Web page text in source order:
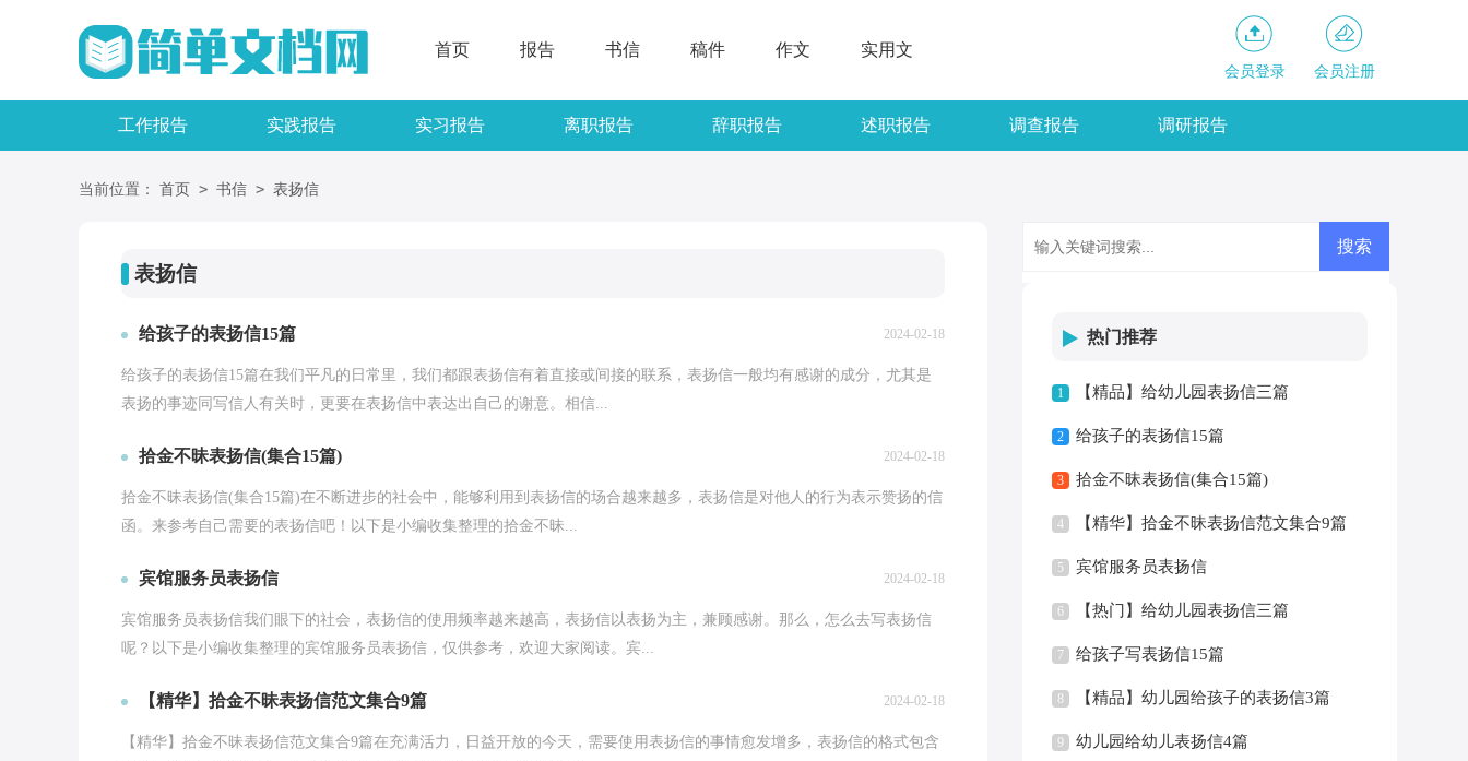
首页 报告 书信 稿件 作文 实用文
会员登录 会员注册
工作报告 实践报告 实习报告 离职报告 辞职报告 述职报告 调查报告 调研报告
当前位置： 首页 > 书信 > 表扬信
表扬信
给孩子的表扬信15篇 2024-02-18
给孩子的表扬信15篇在我们平凡的日常里，我们都跟表扬信有着直接或间接的联系，表扬信一般均有感谢的成分，尤其是
表扬的事迹同写信人有关时，更要在表扬信中表达出自己的谢意。相信...
拾金不昧表扬信(集合15篇) 2024-02-18
拾金不昧表扬信(集合15篇)在不断进步的社会中，能够利用到表扬信的场合越来越多，表扬信是对他人的行为表示赞扬的信
函。来参考自己需要的表扬信吧！以下是小编收集整理的拾金不昧...
宾馆服务员表扬信 2024-02-18
宾馆服务员表扬信我们眼下的社会，表扬信的使用频率越来越高，表扬信以表扬为主，兼顾感谢。那么，怎么去写表扬信
呢？以下是小编收集整理的宾馆服务员表扬信，仅供参考，欢迎大家阅读。宾...
【精华】拾金不昧表扬信范文集合9篇 2024-02-18
【精华】拾金不昧表扬信范文集合9篇在充满活力，日益开放的今天，需要使用表扬信的事情愈发增多，表扬信的格式包含
热门推荐
1 【精品】给幼儿园表扬信三篇
2 给孩子的表扬信15篇
3 拾金不昧表扬信(集合15篇)
4 【精华】拾金不昧表扬信范文集合9篇
5 宾馆服务员表扬信
6 【热门】给幼儿园表扬信三篇
7 给孩子写表扬信15篇
8 【精品】幼儿园给孩子的表扬信3篇
9 幼儿园给幼儿表扬信4篇